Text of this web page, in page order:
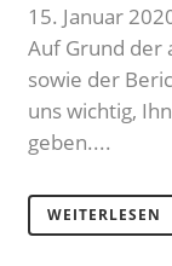
15. Januar
Auf Grund der
sowie der
uns wichtig,
geben....
WEITERLESEN